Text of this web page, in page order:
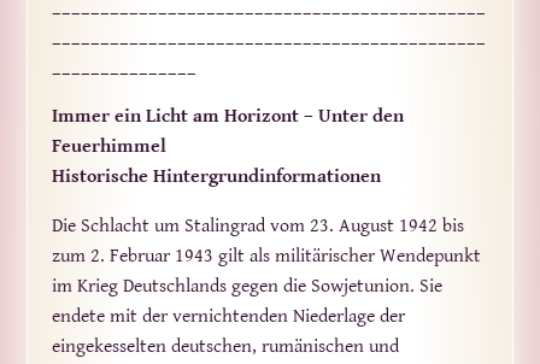
Immer ein Licht am Horizont – Unter den
Feuerhimmel
Historische Hintergrundinformationen
Die Schlacht um Stalingrad vom 23. August 1942 bis
zum 2. Februar 1943 gilt als militärischer Wendepunkt
im Krieg Deutschlands gegen die Sowjetunion. Sie
endete mit der vernichtenden Niederlage der
eingekesselten deutschen, rumänischen und